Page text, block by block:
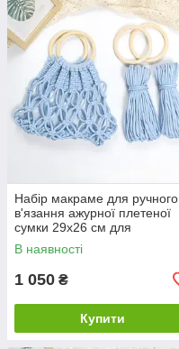
Набір макраме для ручного
в'язання ажурної плетеної
сумки 29х26 см для
рукоділля та творчості колір
блакитний
В наявності
1 050 ₴
Купити